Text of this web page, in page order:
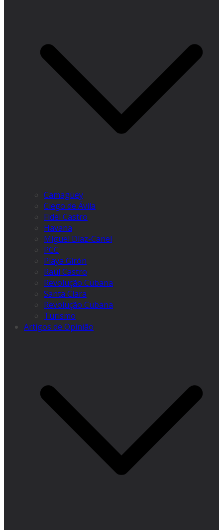
Camagüey
Ciego de Ávila
Fidel Castro
Havana
Miguel Díaz-Canel
PCC
Playa Girón
Raúl Castro
Revolução Cubana
Santa Clara
Revolução Cubana
Turismo
Artigos de Opinião